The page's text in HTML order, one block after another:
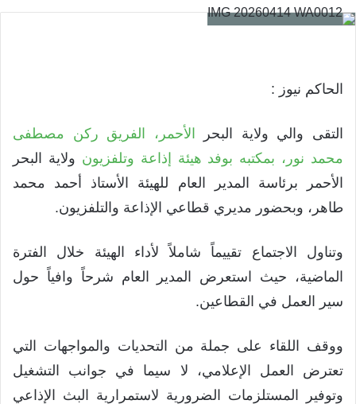
الحاكم نيوز :
التقى والي ولاية البحر
الأحمر، الفريق ركن مصطفى
محمد نور، بمكتبه بوفد هيئة إذاعة وتلفزيون ولاية البحر
الأحمر برئاسة المدير العام للهيئة الأستاذ أحمد محمد
طاهر، وبحضور مديري قطاعي الإذاعة والتلفزيون.
وتناول الاجتماع تقييماً شاملاً لأداء الهيئة خلال الفترة
الماضية، حيث استعرض المدير العام شرحاً وافياً حول
سير العمل في القطاعين.
ووقف اللقاء على جملة من التحديات والمواجهات التي
تعترض العمل الإعلامي، لا سيما في جوانب التشغيل
وتوفير المستلزمات الضرورية لاستمرارية البث الإذاعي